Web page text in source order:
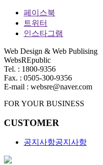
페이스북
트위터
인스타그램
Web Design & Web Publising
WebsREpublic
Tel. : 1800-9356
Fax. : 0505-300-9356
E-mail : websre@naver.com
FOR YOUR BUSINESS
CUSTOMER
공지사항공지사항